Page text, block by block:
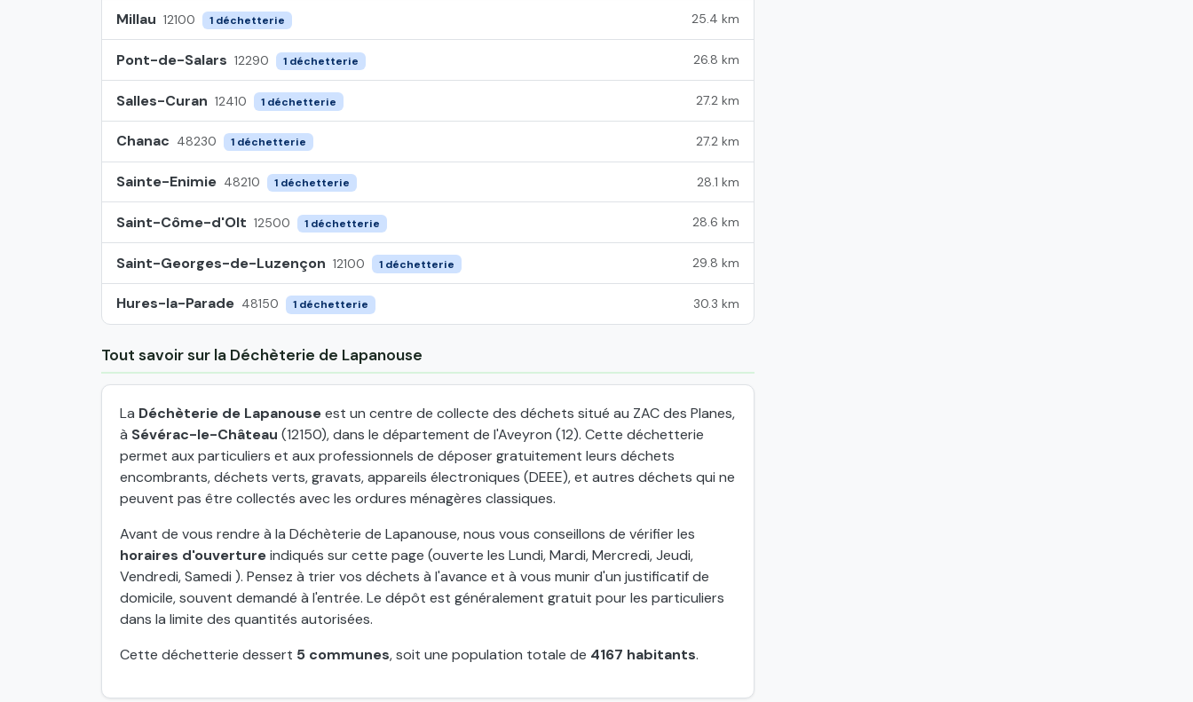
Millau 12100 1 déchetterie 25.4 km
Pont-de-Salars 12290 1 déchetterie 26.8 km
Salles-Curan 12410 1 déchetterie 27.2 km
Chanac 48230 1 déchetterie 27.2 km
Sainte-Enimie 48210 1 déchetterie 28.1 km
Saint-Côme-d'Olt 12500 1 déchetterie 28.6 km
Saint-Georges-de-Luzençon 12100 1 déchetterie 29.8 km
Hures-la-Parade 48150 1 déchetterie 30.3 km
Tout savoir sur la Déchèterie de Lapanouse
La Déchèterie de Lapanouseest un centre de collecte des déchets situé au ZAC des Planes,
à Sévérac-le-Château (12150), dans le département de l'Aveyron (12). Cette déchetterie
permet aux particuliers et aux professionnels de déposer gratuitement leurs déchets
encombrants, déchets verts, gravats, appareils électroniques (DEEE), et autres déchets qui ne
peuvent pas être collectés avec les ordures ménagères classiques.
Avant de vous rendre à la Déchèterie de Lapanouse, nous vous conseillons de vérifier les
horaires d'ouvertureindiqués sur cette page (ouverte les Lundi, Mardi, Mercredi, Jeudi,
Vendredi, Samedi ). Pensez à trier vos déchets à l'avance et à vous munir d'un justificatif de
domicile, souvent demandé à l'entrée. Le dépôt est généralement gratuit pour les particuliers
dans la limite des quantités autorisées.
Cette déchetterie dessert 5 communes, soit une population totale de 4167 habitants.